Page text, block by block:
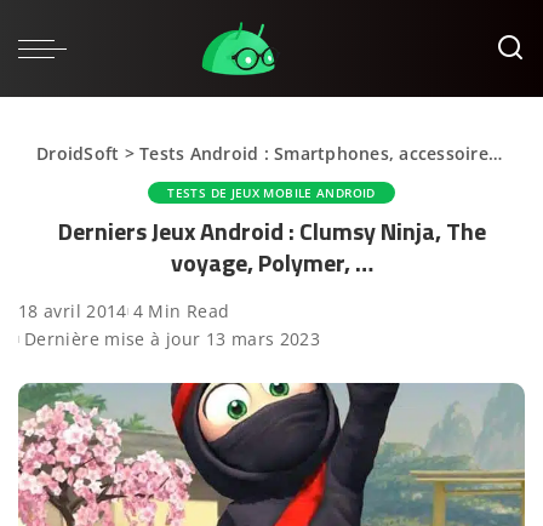
DroidSoft >Tests Android : Smartphones, accessoires et applications
TESTS DE JEUX MOBILE ANDROID
Derniers Jeux Android : Clumsy Ninja, The
voyage, Polymer, …
18 avril 2014 4 Min Read
Dernière mise à jour 13 mars 2023